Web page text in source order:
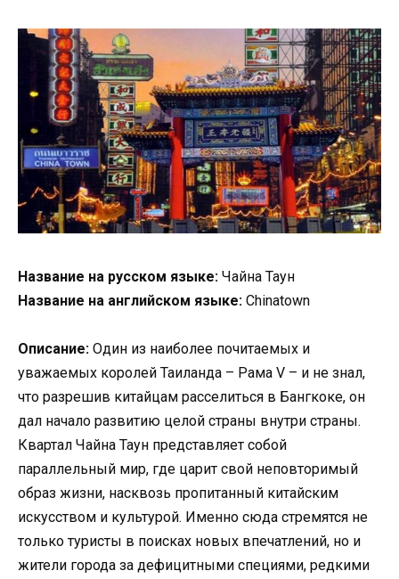
Название на русском языке: Чайна Таун
Название на английском языке: Chinatown
Описание: Один из наиболее почитаемых и
уважаемых королей Таиланда – Рама V – и не знал,
что разрешив китайцам расселиться в Бангкоке, он
дал начало развитию целой страны внутри страны.
Квартал Чайна Таун представляет собой
параллельный мир, где царит свой неповторимый
образ жизни, насквозь пропитанный китайским
искусством и культурой. Именно сюда стремятся не
только туристы в поисках новых впечатлений, но и
жители города за дефицитными специями, редкими